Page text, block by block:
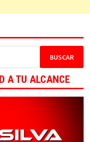
A TU ALCANCE